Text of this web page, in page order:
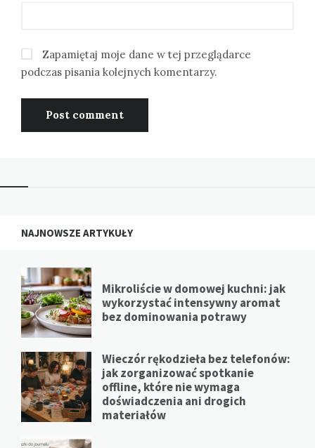
Zapamiętaj moje dane w tej przeglądarce
podczas pisania kolejnych komentarzy.
NAJNOWSZE ARTYKUŁY
Mikroliście w domowej kuchni: jak
wykorzystać intensywny aromat
bez dominowania potrawy
Wieczór rękodzieła bez telefonów:
jak zorganizować spotkanie
offline, które nie wymaga
doświadczenia ani drogich
materiałów